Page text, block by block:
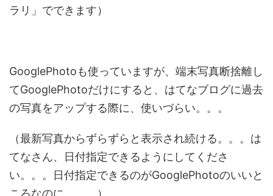
ラリ」でできます）
GooglePhotoも使っていますが、端末写真断捨離し
てGooglePhotoだけにすると、はてなブログに過去
の写真をアップする際に、使いづらい。。。
（最新写真からずらずらと表示され続ける。。。は
てなさん、日付指定できるようにしてくださ
い。。。日付指定できるのがGooglePhotoのいいと
ころなのに。。。）